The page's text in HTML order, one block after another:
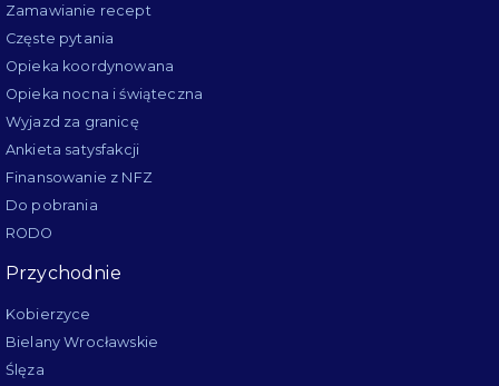
Zamawianie recept
Częste pytania
Opieka koordynowana
Opieka nocna i świąteczna
Wyjazd za granicę
Ankieta satysfakcji
Finansowanie z NFZ
Do pobrania
RODO
Przychodnie
Kobierzyce
Bielany Wrocławskie
Ślęza